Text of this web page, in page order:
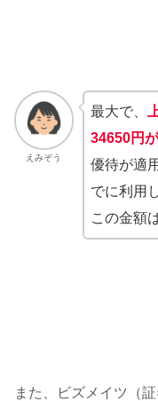
えみぞう
最大で、
34650円
優待が適
でに利用
この金額
また、ビズメイツ（